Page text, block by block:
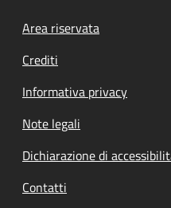
Footer menu
Area riservata
Crediti
Informativa privacy
Note legali
Dichiarazione di
Contatti